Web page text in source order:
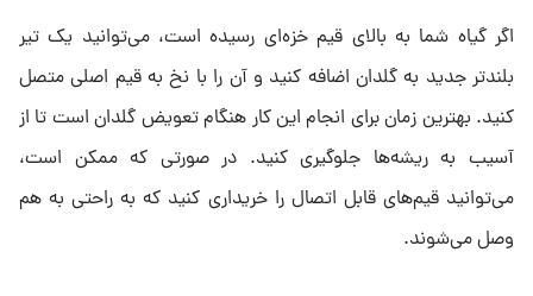
اگر گیاه شما به بالای قیم خزه‌ای رسیده است، می‌توانید یک تیر
بلندتر جدید به گلدان اضافه کنید و آن را با نخ به قیم اصلی متصل
کنید. بهترین زمان برای انجام این کار هنگام تعویض گلدان است تا از
آسیب به ریشه‌ها جلوگیری کنید. در صورتی که ممکن است،
می‌توانید قیم‌های قابل اتصال را خریداری کنید که به راحتی به هم
وصل می‌شوند.